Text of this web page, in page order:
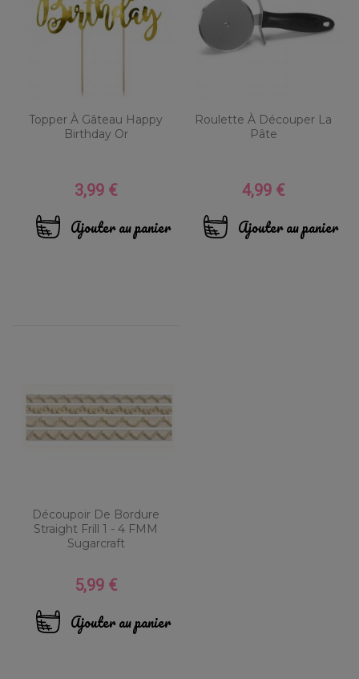
Topper À Gâteau Happy
Birthday Or
Prix
3,99 €
Ajouter au panier
Roulette À Découper La
Pâte
Prix
4,99 €
Ajouter au panier
Découpoir De Bordure
Straight Frill 1 - 4 FMM
Sugarcraft
Prix
5,99 €
Ajouter au panier